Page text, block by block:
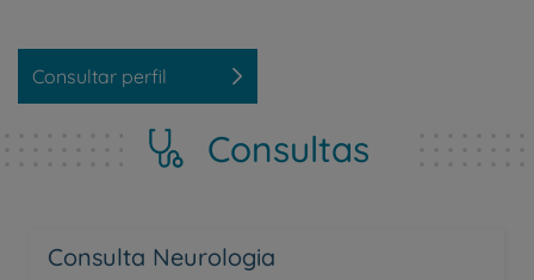
Consultar perfil
Consultas
Consulta Neurologia